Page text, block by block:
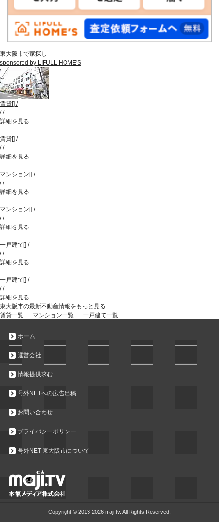
東大阪市で家探し
sponsored by LIFULL HOME'S
賃貸[] /
//
詳細を見る
賃貸[] /
//
詳細を見る
マンション[] /
//
詳細を見る
マンション[] /
//
詳細を見る
一戸建て[] /
//
詳細を見る
一戸建て[] /
//
詳細を見る
東大阪市の最新不動産情報をもっと見る
賃貸一覧
マンション一覧 一戸建て一覧
ホーム
運営会社
情報提供求む
号外NETへの広告出稿
お問い合わせ
プライバシーポリシー
号外NET 東大阪市について
Copyright © 2013-2026 maji.tv. All Rights Reserved.